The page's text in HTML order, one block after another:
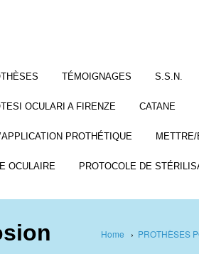
TÉMOIGNAGES S.S.N.
OCULARI A FIRENZE CATANE
PROTHÉTIQUE
OCULAIRE PROTOCOLE DE
Home › PROTHÈSES